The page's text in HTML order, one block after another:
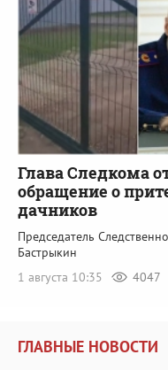
Глава Следкома
обращение о
дачников
Председатель
Бастрыкин
1 августа 10:35
4047
ГЛАВНЫЕ НОВОСТИ